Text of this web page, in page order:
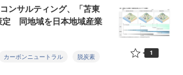
ンサルティング、「苫東
定 同地域を日本地域産業
カーボンニュートラル 脱炭素 1